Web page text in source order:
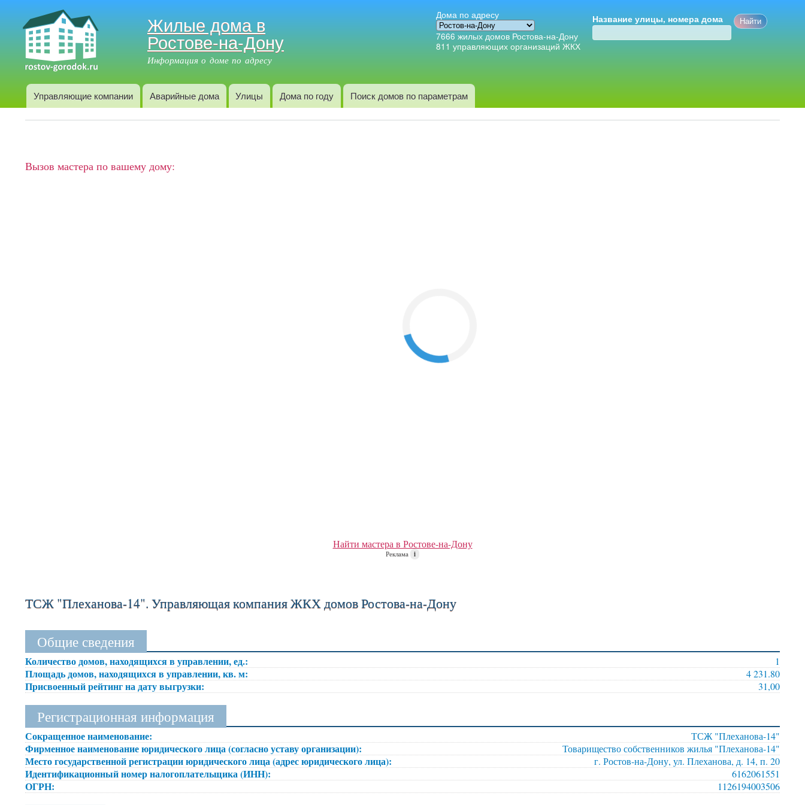
Жилые дома в
Ростове-на-Дону
Информация о доме по адресу
Дома по адресу
7666 жилых домов Ростова-на-Дону
811 управляющих организаций ЖКХ
Название улицы, номера дома
Главное меню
Управляющие компании Аварийные дома Улицы Дома по году Поиск домов по параметрам
Вызов мастера по вашему дому:
Найти мастера в Ростове-на-Дону
Реклама i
ТСЖ "Плеханова-14". Управляющая компания ЖКХ домов Ростова-на-Дону
Общие сведения
Количество домов, находящихся в управлении, ед.: 1
Площадь домов, находящихся в управлении, кв. м: 4 231.80
Присвоенный рейтинг на дату выгрузки: 31,00
Регистрационная информация
Сокращенное наименование: ТСЖ "Плеханова-14"
Фирменное наименование юридического лица (согласно уставу организации): Товарищество собственников жилья "Плеханова-14"
Место государственной регистрации юридического лица (адрес юридического лица): г. Ростов-на-Дону, ул. Плеханова, д. 14, п. 20
Идентификационный номер налогоплательщика (ИНН): 6162061551
ОГРН: 1126194003506